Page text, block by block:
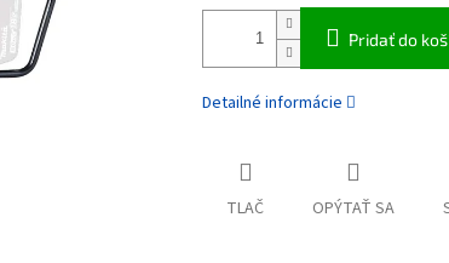
Pridať do
Detailné informácie
TLAČ OPÝTAŤ SA